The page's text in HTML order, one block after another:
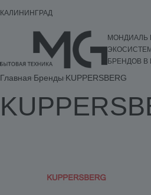
КАЛИНИНГРАД
МОНДИАЛЬ
БРЕНДОВ В
Главная Бренды KUPPERSBERG